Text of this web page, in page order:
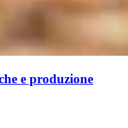
e produzione